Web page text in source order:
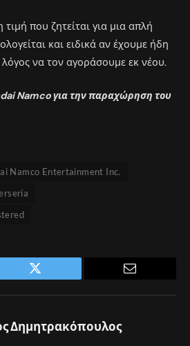
που ζητείται για μια απλή
και ειδικά αν έχουμε ήδη
λόγος να τον αγοράσουμε εκ νέου.
Namco για την παραχώρηση του
Namco Entertainment Inc.
Twitter
Δημητρακόπουλος